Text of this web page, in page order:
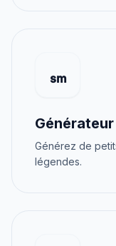
ₛₘ
Générez de
légendes.